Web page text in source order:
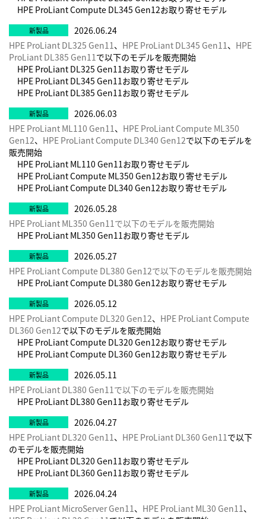
HPE ProLiant Compute DL345 Gen12お取り寄せモデル
2026.06.24
HPE ProLiant DL325 Gen11、 HPE ProLiant DL345 Gen11、 HPE
ProLiant DL385 Gen11で以下のモデルを販売開始
HPE ProLiant DL325 Gen11お取り寄せモデル
HPE ProLiant DL345 Gen11お取り寄せモデル
HPE ProLiant DL385 Gen11お取り寄せモデル
2026.06.03
HPE ProLiant ML110 Gen11、 HPE ProLiant Compute ML350
Gen12、 HPE ProLiant Compute DL340 Gen12で以下のモデルを
販売開始
HPE ProLiant ML110 Gen11お取り寄せモデル
HPE ProLiant Compute ML350 Gen12お取り寄せモデル
HPE ProLiant Compute DL340 Gen12お取り寄せモデル
2026.05.28
HPE ProLiant ML350 Gen11で以下のモデルを販売開始
HPE ProLiant ML350 Gen11お取り寄せモデル
2026.05.27
HPE ProLiant Compute DL380 Gen12で以下のモデルを販売開始
HPE ProLiant Compute DL380 Gen12お取り寄せモデル
2026.05.12
HPE ProLiant Compute DL320 Gen12、 HPE ProLiant Compute
DL360 Gen12で以下のモデルを販売開始
HPE ProLiant Compute DL320 Gen12お取り寄せモデル
HPE ProLiant Compute DL360 Gen12お取り寄せモデル
2026.05.11
HPE ProLiant DL380 Gen11で以下のモデルを販売開始
HPE ProLiant DL380 Gen11お取り寄せモデル
2026.04.27
HPE ProLiant DL320 Gen11、 HPE ProLiant DL360 Gen11で以下
のモデルを販売開始
HPE ProLiant DL320 Gen11お取り寄せモデル
HPE ProLiant DL360 Gen11お取り寄せモデル
2026.04.24
HPE ProLiant MicroServer Gen11、 HPE ProLiant ML30 Gen11、